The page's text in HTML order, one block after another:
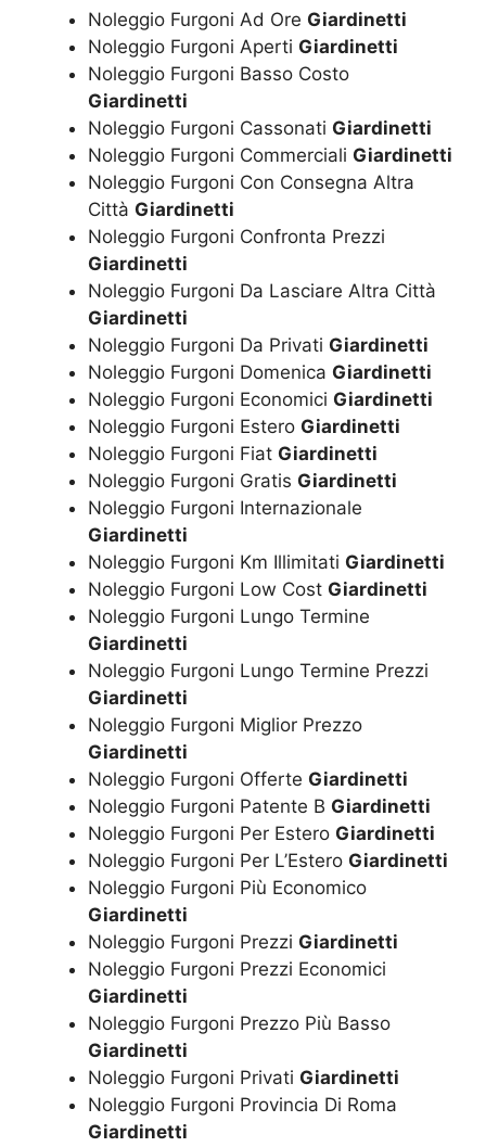
Noleggio Furgoni Ad Ore Giardinetti
Noleggio Furgoni Aperti Giardinetti
Noleggio Furgoni Basso Costo
Giardinetti
Noleggio Furgoni Cassonati Giardinetti
Noleggio Furgoni Commerciali Giardinetti
Noleggio Furgoni Con Consegna Altra
Città Giardinetti
Noleggio Furgoni Confronta Prezzi
Giardinetti
Noleggio Furgoni Da Lasciare Altra Città
Giardinetti
Noleggio Furgoni Da Privati Giardinetti
Noleggio Furgoni Domenica Giardinetti
Noleggio Furgoni Economici Giardinetti
Noleggio Furgoni Estero Giardinetti
Noleggio Furgoni Fiat Giardinetti
Noleggio Furgoni Gratis Giardinetti
Noleggio Furgoni Internazionale
Giardinetti
Noleggio Furgoni Km Illimitati Giardinetti
Noleggio Furgoni Low Cost Giardinetti
Noleggio Furgoni Lungo Termine
Giardinetti
Noleggio Furgoni Lungo Termine Prezzi
Giardinetti
Noleggio Furgoni Miglior Prezzo
Giardinetti
Noleggio Furgoni Offerte Giardinetti
Noleggio Furgoni Patente B Giardinetti
Noleggio Furgoni Per Estero Giardinetti
Noleggio Furgoni Per L’Estero Giardinetti
Noleggio Furgoni Più Economico
Giardinetti
Noleggio Furgoni Prezzi Giardinetti
Noleggio Furgoni Prezzi Economici
Giardinetti
Noleggio Furgoni Prezzo Più Basso
Giardinetti
Noleggio Furgoni Privati Giardinetti
Noleggio Furgoni Provincia Di Roma
Giardinetti